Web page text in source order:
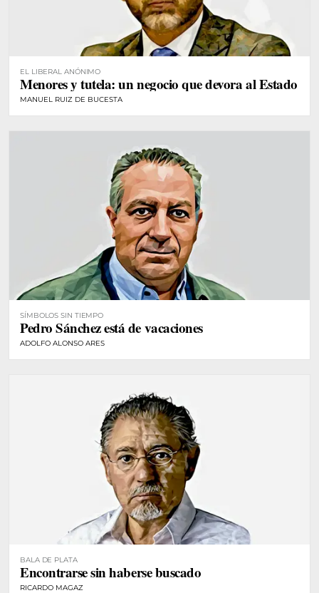
EL LIBERAL ANÓNIMO
Menores y tutela: un negocio que devora al Estado
MANUEL RUIZ DE BUCESTA
SÍMBOLOS SIN TIEMPO
Pedro Sánchez está de vacaciones
ADOLFO ALONSO ARES
BALA DE PLATA
Encontrarse sin haberse buscado
RICARDO MAGAZ